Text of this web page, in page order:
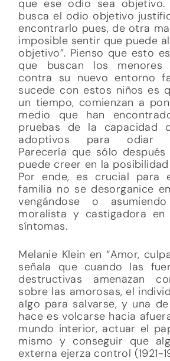
que ese odio sea
busca el odio objetivo
encontrarlo pues, de otra
imposible sentir que puede
objetivo”. Pienso que esto
que buscan los menores
contra su nuevo entorno
sucede con estos niños es
un tiempo, comienzan a
medio que han
pruebas de la capacidad
adoptivos para odiar
Parecería que sólo
puede creer en la
Por ende, es crucial para
familia no se desorganice
vengándose o
moralista y castigadora
síntomas.
Melanie Klein en “Amor,
señala que cuando las
destructivas amenazan
sobre las amorosas, el
algo para salvarse, y una
hace es volcarse hacia
mundo interior, actuar el
mismo y conseguir que
externa ejerza control (1921-